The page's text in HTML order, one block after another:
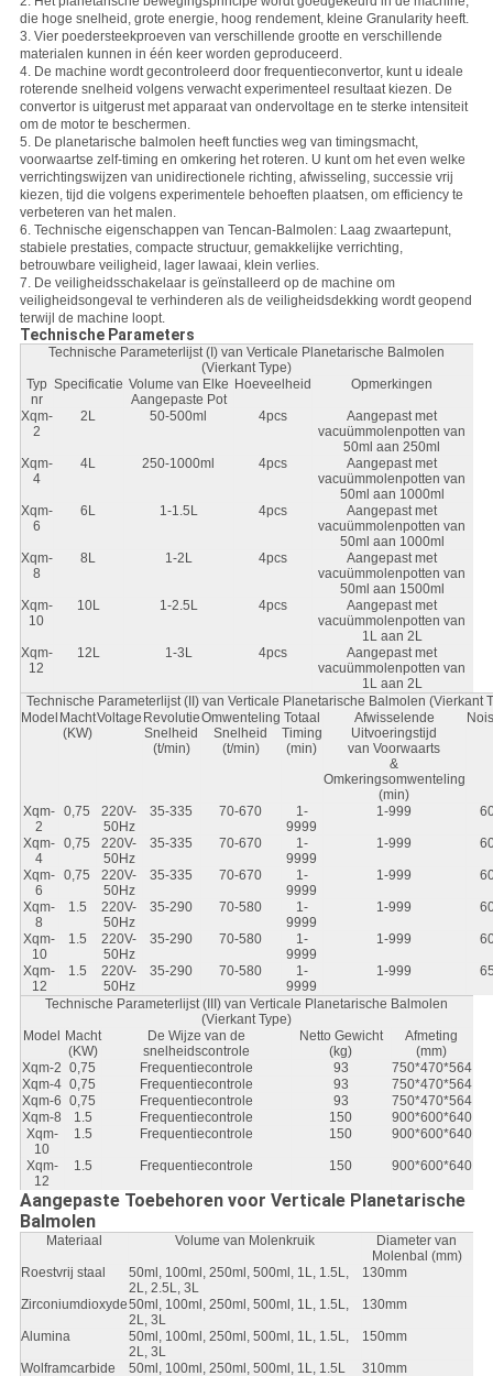
die hoge snelheid, grote energie, hoog rendement, kleine Granularity heeft.
3. Vier poedersteekproeven van verschillende grootte en verschillende
materialen kunnen in één keer worden geproduceerd.
4. De machine wordt gecontroleerd door frequentieconvertor, kunt u ideale
roterende snelheid volgens verwacht experimenteel resultaat kiezen. De
convertor is uitgerust met apparaat van ondervoltage en te sterke intensiteit
om de motor te beschermen.
5. De planetarische balmolen heeft functies weg van timingsmacht,
voorwaartse zelf-timing en omkering het roteren. U kunt om het even welke
verrichtingswijzen van unidirectionele richting, afwisseling, successie vrij
kiezen, tijd die volgens experimentele behoeften plaatsen, om efficiency te
verbeteren van het malen.
6. Technische eigenschappen van Tencan-Balmolen: Laag zwaartepunt,
stabiele prestaties, compacte structuur, gemakkelijke verrichting,
betrouwbare veiligheid, lager lawaai, klein verlies.
7. De veiligheidsschakelaar is geïnstalleerd op de machine om
veiligheidsongeval te verhinderen als de veiligheidsdekking wordt geopend
terwijl de machine loopt.
Technische Parameters
Technische Parameterlijst (I) van Verticale Planetarische Balmolen
(Vierkant Type)
Typ
nr
Specificatie Volume van Elke
Aangepaste Pot
Hoeveelheid Opmerkingen
Xqm-
2
2L 50-500ml 4pcs
Aangepast met
vacuümmolenpotten van
50ml aan 250ml
Xqm-
4
4L 250-1000ml 4pcs
Aangepast met
vacuümmolenpotten van
50ml aan 1000ml
Xqm-
6
6L 1-1.5L 4pcs
Aangepast met
vacuümmolenpotten van
50ml aan 1000ml
Xqm-
8
8L 1-2L 4pcs
Aangepast met
vacuümmolenpotten van
50ml aan 1500ml
Xqm-
10
10L 1-2.5L 4pcs
Aangepast met
vacuümmolenpotten van
1L aan 2L
Xqm-
12
12L 1-3L 4pcs
Aangepast met
vacuümmolenpotten van
1L aan 2L
Technische Parameterlijst (II) van Verticale Planetarische Balmolen (Vierkant
Model Macht
(KW)
Voltage Revolutie
Snelheid
(t/min)
Omwenteling
Snelheid
(t/min)
Totaal
Timing
(min)
Afwisselende
Uitvoeringstijd
van Voorwaarts
&
Omkeringsomwenteling
(min)
Xqm-
2
0,75
220V-
50Hz
35-335 70-670
1-
9999
1-999
Xqm-
4
0,75
220V-
50Hz
35-335 70-670
1-
9999
1-999
Xqm-
6
0,75
220V-
50Hz
35-335 70-670
1-
9999
1-999
Xqm-
8
1.5
220V-
50Hz
35-290 70-580
1-
9999
1-999
Xqm-
10
1.5
220V-
50Hz
35-290 70-580
1-
9999
1-999
Xqm-
12
1.5
220V-
50Hz
35-290 70-580
1-
9999
1-999
Technische Parameterlijst (III) van Verticale Planetarische Balmolen
(Vierkant Type)
Model
Macht
(KW)
De Wijze van de
snelheidscontrole
Netto Gewicht
(kg)
Afmeting
(mm)
Xqm-2
0,75 Frequentiecontrole 93
750*470*564
Xqm-4 0,75 Frequentiecontrole 93
750*470*564
Xqm-6
0,75 Frequentiecontrole 93
750*470*564
Xqm-8
1.5 Frequentiecontrole 150
900*600*640
Xqm-
10
1.5 Frequentiecontrole 150 900*600*640
Xqm-
12
1.5 Frequentiecontrole 150 900*600*640
Aangepaste Toebehoren voor Verticale Planetarische
Balmolen
Materiaal Volume van Molenkruik
Diameter van
Molenbal (mm)
Roestvrij staal
50ml, 100ml, 250ml, 500ml, 1L, 1.5L,
2L, 2.5L, 3L
130mm
Zirconiumdioxyde50ml, 100ml, 250ml, 500ml, 1L, 1.5L,
2L, 3L
130mm
Alumina
50ml, 100ml, 250ml, 500ml, 1L, 1.5L,
2L, 3L
150mm
Wolframcarbide 50ml, 100ml, 250ml, 500ml, 1L, 1.5L
310mm